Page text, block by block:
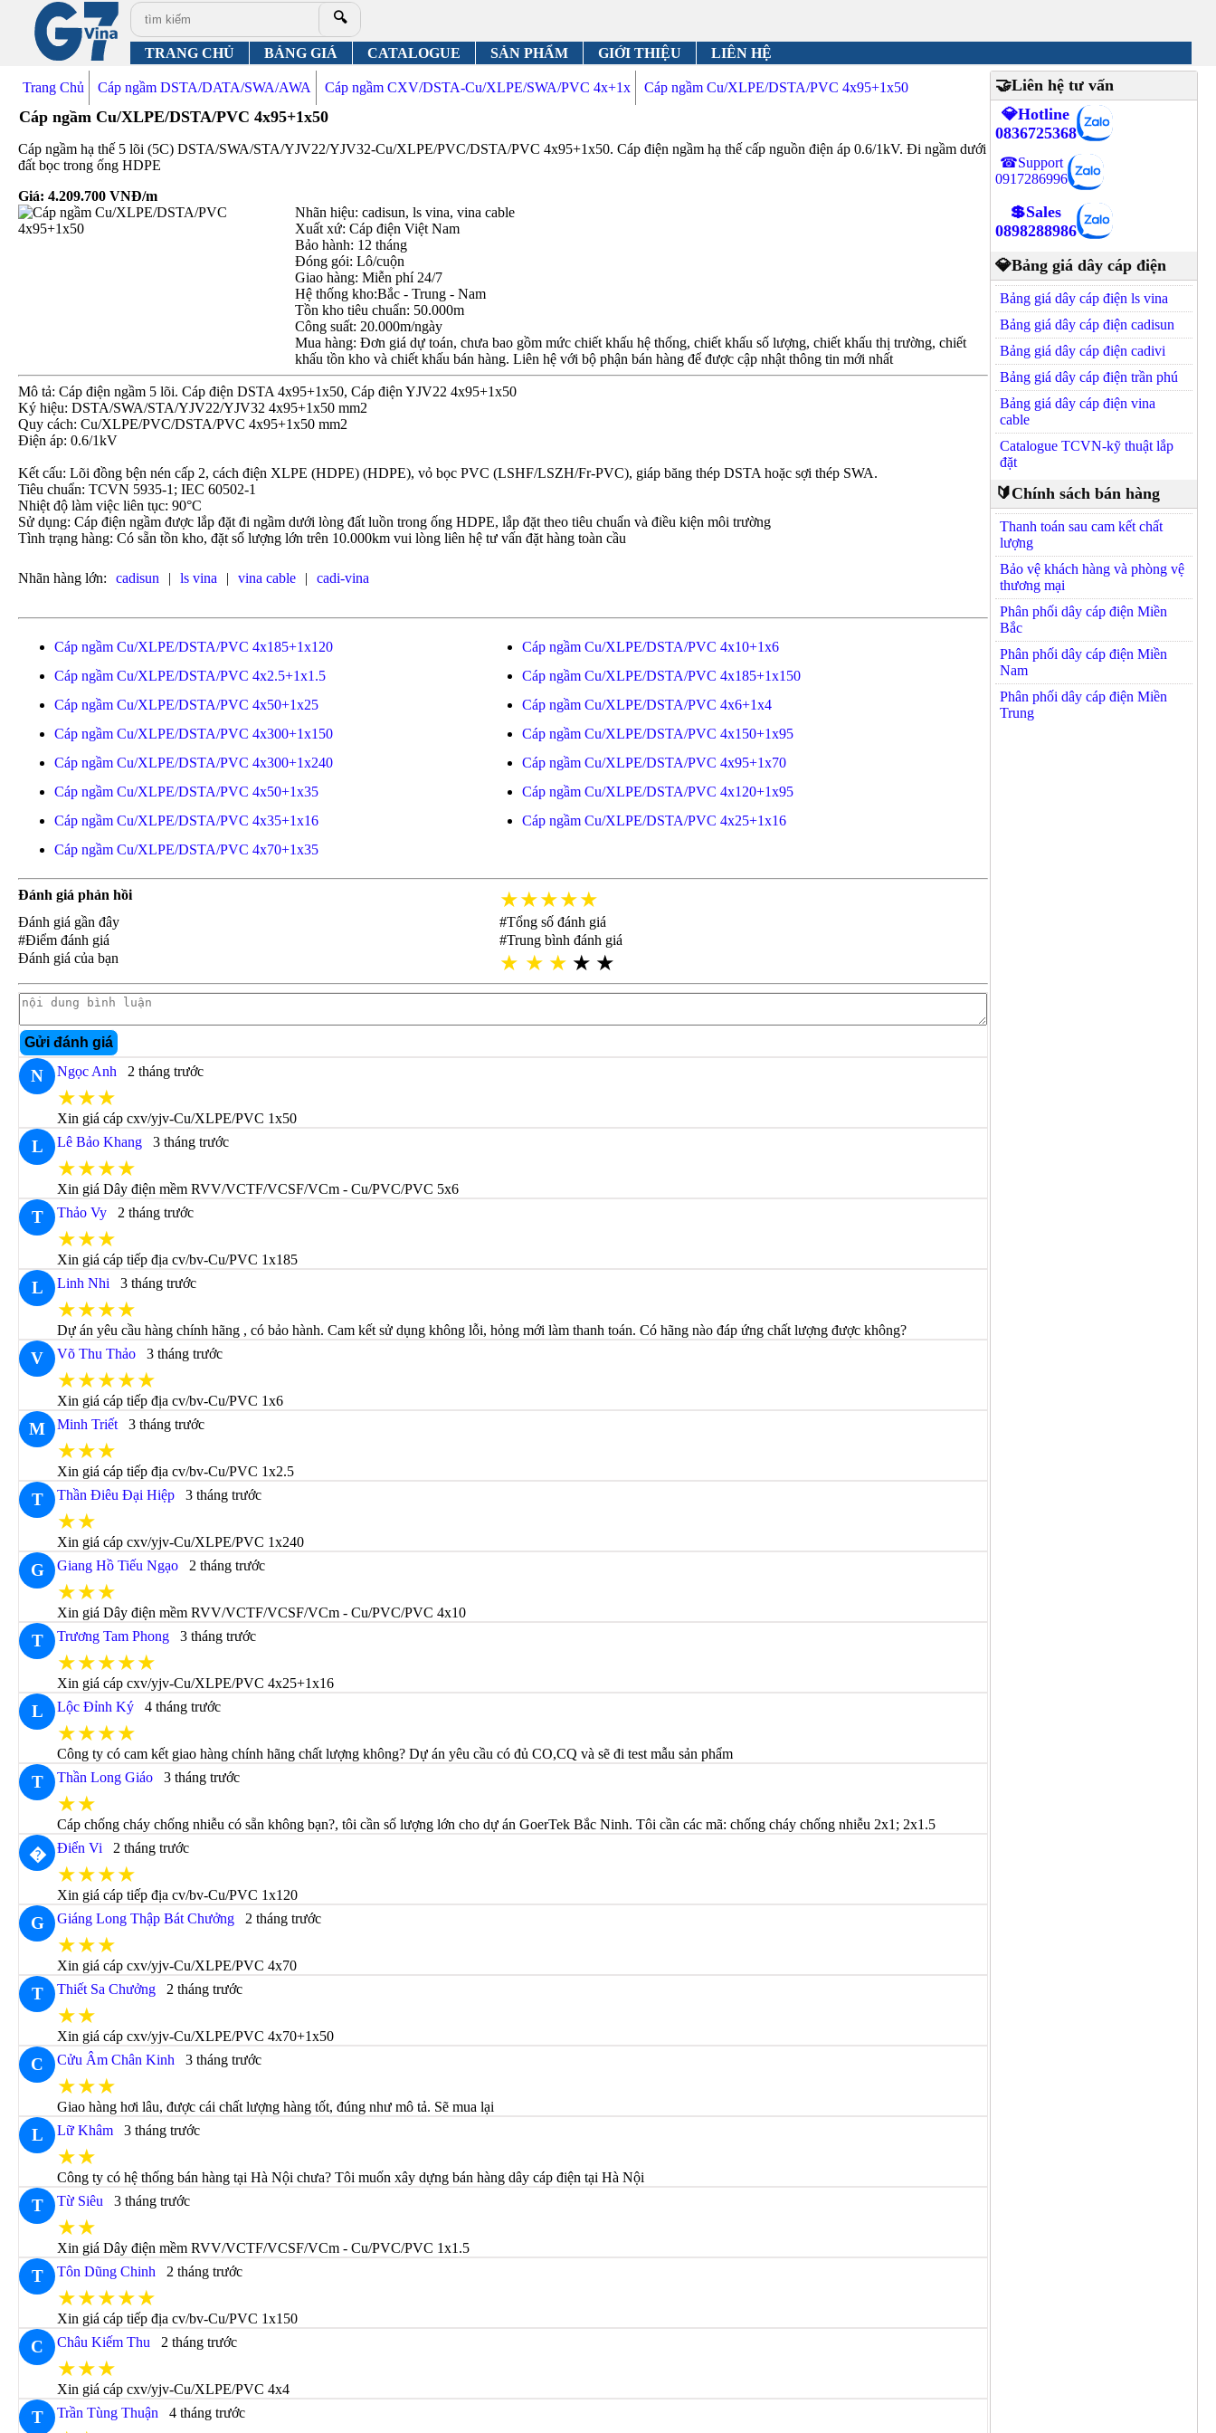
🔍
TRANG CHỦ BẢNG GIÁ CATALOGUE SẢN PHẨM GIỚI THIỆU LIÊN HỆ
Trang Chủ Cáp ngầm DSTA/DATA/SWA/AWA Cáp ngầm CXV/DSTA-Cu/XLPE/SWA/PVC 4x+1x Cáp ngầm Cu/XLPE/DSTA/PVC 4x95+1x50
Cáp ngầm Cu/XLPE/DSTA/PVC 4x95+1x50
Cáp ngầm hạ thế 5 lõi (5C) DSTA/SWA/STA/YJV22/YJV32-Cu/XLPE/PVC/DSTA/PVC 4x95+1x50. Cáp điện ngầm hạ thế cấp nguồn điện áp 0.6/1kV. Đi ngầm dưới
đất bọc trong ống HDPE
Giá:4.209.700 VNĐ/m
Nhãn hiệu: cadisun, ls vina, vina cable
Xuất xứ: Cáp điện Việt Nam
Bảo hành: 12 tháng
Đóng gói: Lô/cuộn
Giao hàng: Miễn phí 24/7
Hệ thống kho:Bắc - Trung - Nam
Tồn kho tiêu chuẩn: 50.000m
Công suất: 20.000m/ngày
Mua hàng: Đơn giá dự toán, chưa bao gồm mức chiết khấu hệ thống, chiết khấu số lượng, chiết khấu thị trường, chiết
khấu tồn kho và chiết khấu bán hàng. Liên hệ với bộ phận bán hàng để được cập nhật thông tin mới nhất
Mô tả: Cáp điện ngầm 5 lõi. Cáp điện DSTA 4x95+1x50, Cáp điện YJV22 4x95+1x50
Ký hiệu: DSTA/SWA/STA/YJV22/YJV32 4x95+1x50 mm2
Quy cách: Cu/XLPE/PVC/DSTA/PVC 4x95+1x50 mm2
Điện áp: 0.6/1kV
Kết cấu: Lõi đồng bện nén cấp 2, cách điện XLPE (HDPE) (HDPE), vỏ bọc PVC (LSHF/LSZH/Fr-PVC), giáp băng thép DSTA hoặc sợi thép SWA.
Tiêu chuẩn: TCVN 5935-1; IEC 60502-1
Nhiệt độ làm việc liên tục: 90°C
Sử dụng: Cáp điện ngầm được lắp đặt đi ngầm dưới lòng đất luồn trong ống HDPE, lắp đặt theo tiêu chuẩn và điều kiện môi trường
Tình trạng hàng: Có sẵn tồn kho, đặt số lượng lớn trên 10.000km vui lòng liên hệ tư vấn đặt hàng toàn cầu
Nhãn hàng lớn: cadisun | ls vina | vina cable | cadi-vina
Cáp ngầm Cu/XLPE/DSTA/PVC 4x185+1x120
Cáp ngầm Cu/XLPE/DSTA/PVC 4x10+1x6
Cáp ngầm Cu/XLPE/DSTA/PVC 4x2.5+1x1.5
Cáp ngầm Cu/XLPE/DSTA/PVC 4x185+1x150
Cáp ngầm Cu/XLPE/DSTA/PVC 4x50+1x25
Cáp ngầm Cu/XLPE/DSTA/PVC 4x6+1x4
Cáp ngầm Cu/XLPE/DSTA/PVC 4x300+1x150
Cáp ngầm Cu/XLPE/DSTA/PVC 4x150+1x95
Cáp ngầm Cu/XLPE/DSTA/PVC 4x300+1x240
Cáp ngầm Cu/XLPE/DSTA/PVC 4x95+1x70
Cáp ngầm Cu/XLPE/DSTA/PVC 4x50+1x35
Cáp ngầm Cu/XLPE/DSTA/PVC 4x120+1x95
Cáp ngầm Cu/XLPE/DSTA/PVC 4x35+1x16
Cáp ngầm Cu/XLPE/DSTA/PVC 4x25+1x16
Cáp ngầm Cu/XLPE/DSTA/PVC 4x70+1x35
Đánh giá phản hồi ★★★★★
Đánh giá gần đây
#Tổng số đánh giá
#Điểm đánh giá
#Trung bình đánh giá
Đánh giá của bạn
★ ★ ★ ★ ★
Gửi đánh giá
N Ngọc Anh 2 tháng trước
★★★
Xin giá cáp cxv/yjv-Cu/XLPE/PVC 1x50
L Lê Bảo Khang 3 tháng trước
★★★★
Xin giá Dây điện mềm RVV/VCTF/VCSF/VCm - Cu/PVC/PVC 5x6
T Thảo Vy 2 tháng trước
★★★
Xin giá cáp tiếp địa cv/bv-Cu/PVC 1x185
L Linh Nhi 3 tháng trước
★★★★
Dự án yêu cầu hàng chính hãng , có bảo hành. Cam kết sử dụng không lỗi, hỏng mới làm thanh toán. Có hãng nào đáp ứng chất lượng được không?
V Võ Thu Thảo 3 tháng trước
★★★★★
Xin giá cáp tiếp địa cv/bv-Cu/PVC 1x6
M Minh Triết 3 tháng trước
★★★
Xin giá cáp tiếp địa cv/bv-Cu/PVC 1x2.5
T Thần Điêu Đại Hiệp 3 tháng trước
★★
Xin giá cáp cxv/yjv-Cu/XLPE/PVC 1x240
G Giang Hồ Tiếu Ngạo 2 tháng trước
★★★
Xin giá Dây điện mềm RVV/VCTF/VCSF/VCm - Cu/PVC/PVC 4x10
T Trương Tam Phong 3 tháng trước
★★★★★
Xin giá cáp cxv/yjv-Cu/XLPE/PVC 4x25+1x16
L Lộc Đỉnh Ký 4 tháng trước
★★★★
Công ty có cam kết giao hàng chính hãng chất lượng không? Dự án yêu cầu có đủ CO,CQ và sẽ đi test mẫu sản phẩm
T Thần Long Giáo 3 tháng trước
★★
Cáp chống cháy chống nhiễu có sẵn không bạn?, tôi cần số lượng lớn cho dự án GoerTek Bắc Ninh. Tôi cần các mã: chống cháy chống nhiễu 2x1; 2x1.5
� Điển Vi 2 tháng trước
★★★★
Xin giá cáp tiếp địa cv/bv-Cu/PVC 1x120
G Giáng Long Thập Bát Chưởng 2 tháng trước
★★★
Xin giá cáp cxv/yjv-Cu/XLPE/PVC 4x70
T Thiết Sa Chưởng 2 tháng trước
★★
Xin giá cáp cxv/yjv-Cu/XLPE/PVC 4x70+1x50
C Cửu Âm Chân Kinh 3 tháng trước
★★★
Giao hàng hơi lâu, được cái chất lượng hàng tốt, đúng như mô tả. Sẽ mua lại
L Lữ Khâm 3 tháng trước
★★
Công ty có hệ thống bán hàng tại Hà Nội chưa? Tôi muốn xây dựng bán hàng dây cáp điện tại Hà Nội
T Từ Siêu 3 tháng trước
★★
Xin giá Dây điện mềm RVV/VCTF/VCSF/VCm - Cu/PVC/PVC 1x1.5
T Tôn Dũng Chinh 2 tháng trước
★★★★★
Xin giá cáp tiếp địa cv/bv-Cu/PVC 1x150
C Châu Kiếm Thu 2 tháng trước
★★★
Xin giá cáp cxv/yjv-Cu/XLPE/PVC 4x4
T Trần Tùng Thuận 4 tháng trước
🤝Liên hệ tư vấn
💎Hotline
0836725368
☎Support
0917286996
💲Sales
0898288986
💎Bảng giá dây cáp điện
Bảng giá dây cáp điện ls vina
Bảng giá dây cáp điện cadisun
Bảng giá dây cáp điện cadivi
Bảng giá dây cáp điện trần phú
Bảng giá dây cáp điện vina
cable
Catalogue TCVN-kỹ thuật lắp
đặt
🔰Chính sách bán hàng
Thanh toán sau cam kết chất
lượng
Bảo vệ khách hàng và phòng vệ
thương mại
Phân phối dây cáp điện Miền
Bắc
Phân phối dây cáp điện Miền
Nam
Phân phối dây cáp điện Miền
Trung